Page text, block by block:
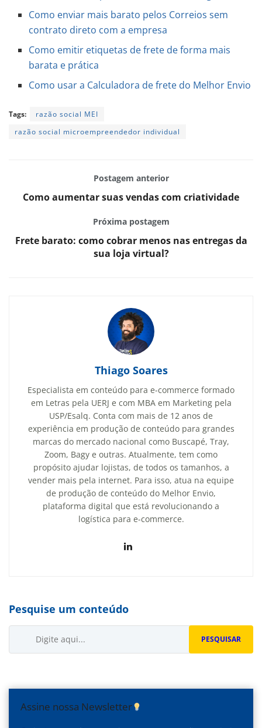
Como enviar mais barato pelos Correios sem
contrato direto com a empresa
Como emitir etiquetas de frete de forma mais
barata e prática
Como usar a Calculadora de frete do Melhor Envio
Tags:
razão social MEI
razão social microempreendedor individual
Postagem anterior
Como aumentar suas vendas com criatividade
Próxima postagem
Frete barato: como cobrar menos nas entregas da
sua loja virtual?
Thiago Soares
Especialista em conteúdo para e-commerce formado
em Letras pela UERJ e com MBA em Marketing pela
USP/Esalq. Conta com mais de 12 anos de
experiência em produção de conteúdo para grandes
marcas do mercado nacional como Buscapé, Tray,
Zoom, Bagy e outras. Atualmente, tem como
propósito ajudar lojistas, de todos os tamanhos, a
vender mais pela internet. Para isso, atua na equipe
de produção de conteúdo do Melhor Envio,
plataforma digital que está revolucionando a
logística para e-commerce.
Pesquise um conteúdo
PESQUISAR
Assine nossa Newsletter